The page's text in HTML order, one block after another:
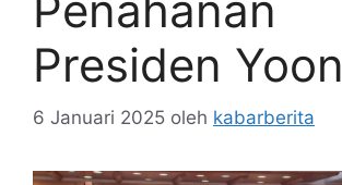
Presiden Yoon
6 Januari 2025 oleh kabarberita